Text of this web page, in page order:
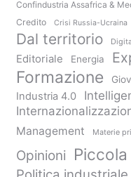
Confindustria Assafrica &
Credito Crisi Russia-Ucraina
Dal territorio
Editoriale Energia
Formazione
Industria 4.0
Management Materie
Opinioni